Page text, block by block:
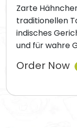
Zarte
traditionellen
indisches
und für wahre
Order Now